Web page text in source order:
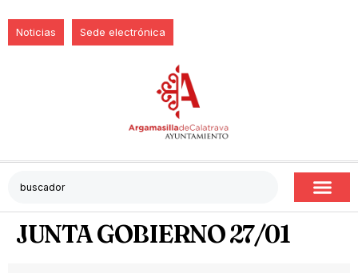
Noticias Sede electrónica
JUNTA GOBIERNO 27/01